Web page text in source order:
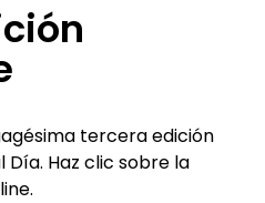
tercera edición
Día. Haz clic sobre la